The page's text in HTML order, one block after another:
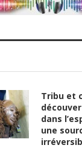
Tribu et
dans
une